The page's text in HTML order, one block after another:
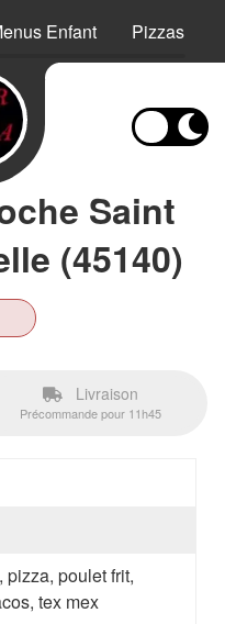
Enfant Pizzas
Saint
(45140)
Livraison
Précommande pour 11h45
poulet frit,
tex mex